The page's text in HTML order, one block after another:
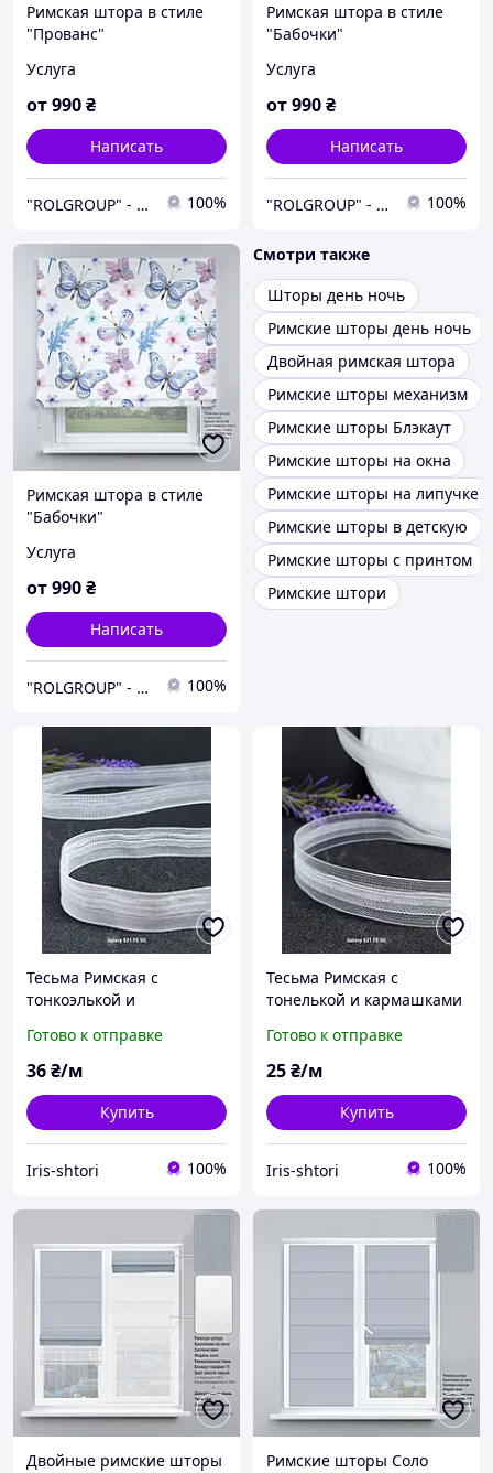
Римская штора в стиле
"Прованс"
Услуга
от990₴
Написать
"ROLGROUP" - Мы умеем управлять солнцем. 100%
Римская штора в стиле
"Бабочки"
Услуга
от990₴
Написать
"ROLGROUP" - Мы умеем управлять солнцем. 100%
Римская штора в стиле
"Бабочки"
Услуга
от990₴
Написать
"ROLGROUP" - Мы умеем управлять солнцем. 100%
Смотри также
Шторы день ночь
Римские шторы день ночь
Двойная римская штора
Римские шторы механизм
Римские шторы Блэкаут
Римские шторы на окна
Римские шторы на липучке
Римские шторы в детскую
Римские шторы с принтом
Римские штори
Тесьма Римская с
тонкоэлькой и
производство Франция.
Готово к отправке
36₴/м
Купить
Iris-shtori 100%
Тесьма Римская с
тонелькой и кармашками
Готово к отправке
25₴/м
Купить
Iris-shtori 100%
Двойные римские шторы
Римские шторы Соло